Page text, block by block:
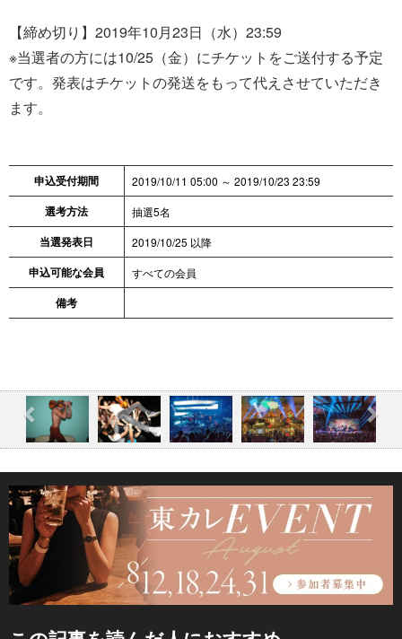
【締め切り】2019年10月23日（水）23:59
※当選者の方には10/25（金）にチケットをご送付する予定
です。発表はチケットの発送をもって代えさせていただき
ます。
申込受付期間 2019/10/11 05:00 ～ 2019/10/23 23:59
選考方法 抽選5名
当選発表日 2019/10/25 以降
申込可能な会員 すべての会員
備考